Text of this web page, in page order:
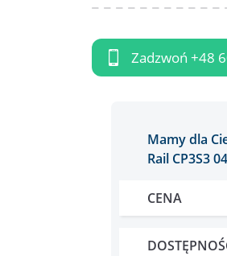
Zadzwoń +48
Mamy dla
Rail CP3S3
CENA